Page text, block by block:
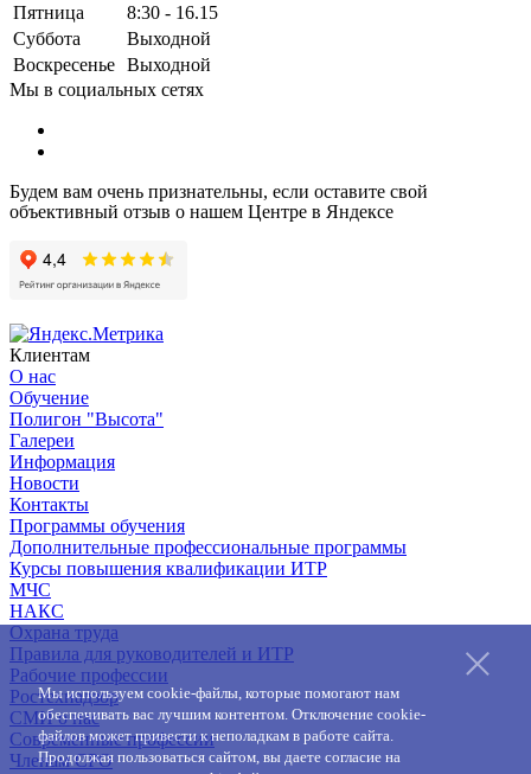
Пятница
8:30 - 16.15
Суббота
Выходной
Воскресенье Выходной
Мы в социальных сетях
Будем вам очень признательны, если оставите свой
объективный отзыв о нашем Центре в Яндексе
Клиентам
О нас
Обучение
Полигон "Высота"
Галереи
Информация
Новости
Контакты
Программы обучения
Дополнительные профессиональные программы
Курсы повышения квалификации ИТР
МЧС
НАКС
Охрана труда
Правила для руководителей и ИТР
Рабочие профессии
Ростехнадзор
СМИ о нас
Современные профессии
Членам СРО
Мы используем cookie-файлы, которые помогают нам
обеспечивать вас лучшим контентом. Отключение cookie-
файлов может привести к неполадкам в работе сайта.
Продолжая пользоваться сайтом, вы даете согласие на